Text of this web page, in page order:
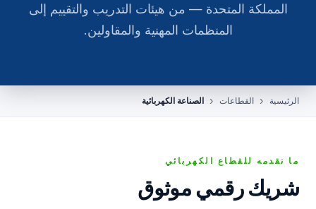
المملكة المتحدة — من هيئات التدريب والتقييم إلى
المنظمات المهنية والمقاولين.
الرئيسية القطاعات الصناعة الكهربائية
ما نقدمه للقطاع الكهربائي
شريك رقمي موثوق